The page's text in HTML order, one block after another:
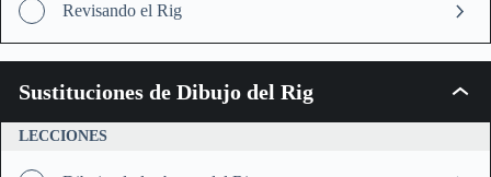
Revisando el Rig
Sustituciones de Dibujo del Rig
LECCIONES